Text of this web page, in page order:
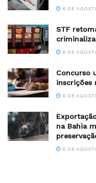
6 DE
STF
6 DE
Concurso
inscrições
6 DE
na Bahia
6 DE